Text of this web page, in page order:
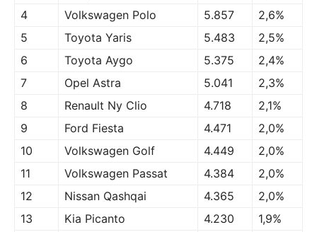
4
Volkswagen Polo 5.857
2,6%
5
Toyota Yaris 5.483
2,5%
6
Toyota Aygo 5.375
2,4%
7
Opel Astra 5.041
2,3%
8
Renault Ny Clio 4.718
2,1%
9
Ford Fiesta 4.471
2,0%
10
Volkswagen Golf 4.449
2,0%
11
Volkswagen Passat 4.384
2,0%
12
Nissan Qashqai 4.365
2,0%
13
Kia Picanto 4.230
1,9%